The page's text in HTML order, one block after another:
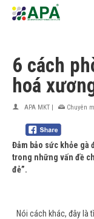
6 cách
hoá
APA MKT | Chuyên
Đảm bảo sức khỏe gà
trong những vấn đề
đẻ”.
Nói cách khác, đây là